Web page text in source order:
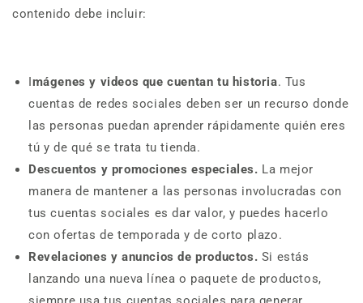
contenido debe incluir:
Imágenes y videos que cuentan tu historia. Tus
cuentas de redes sociales deben ser un recurso donde
las personas puedan aprender rápidamente quién eres
tú y de qué se trata tu tienda.
Descuentos y promociones especiales. La mejor
manera de mantener a las personas involucradas con
tus cuentas sociales es dar valor, y puedes hacerlo
con ofertas de temporada y de corto plazo.
Revelaciones y anuncios de productos. Si estás
lanzando una nueva línea o paquete de productos,